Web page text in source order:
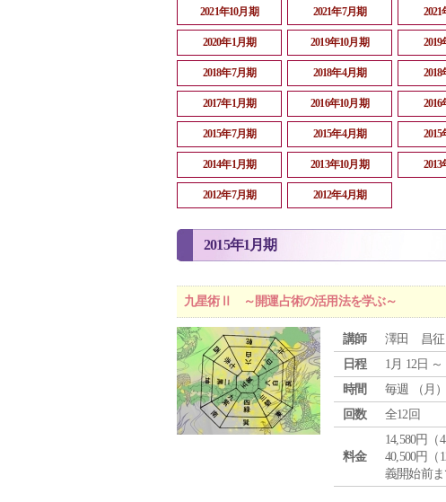
2021年10月期 2021年7月期
2020年1月期 2019年10月期
2018年7月期 2018年4月期
2017年1月期 2016年10月期
2015年7月期 2015年4月期
2014年1月期 2013年10月期
2012年7月期 2012年4月期
2015年1月期
九星術Ⅱ ～開運占術の活用法を学ぶ～
講師
澤田 昌征
日程
1月 12日 ～
時間
毎週 （ 月
回数
全12回
料金
14,580円
40,500円
義開始前ま